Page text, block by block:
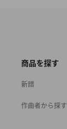
商品を探す
新譜
作曲者から探す